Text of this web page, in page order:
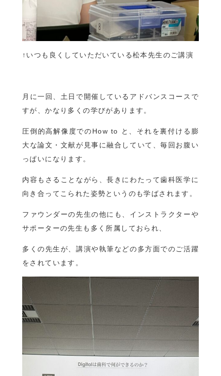
↑いつも良くしていただいている松本先生のご講演
月に一回、土日で開催しているアドバンスコースで
すが、かなり多くの学びがあります。
圧倒的高解像度でのHow to と、それを裏付ける膨
大な論文・文献が見事に融合していて、毎回お腹い
っぱいになります。
内容もさることながら、長きにわたって歯科医学に
向き合ってこられた姿勢というのも学ばされます。
ファウンダーの先生の他にも、インストラクターや
サポーターの先生も多く所属しておられ、
多くの先生が、講演や執筆などの多方面でのご活躍
をされています。